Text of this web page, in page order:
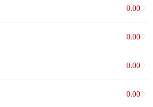
0.00
0.00
0.00
0.00